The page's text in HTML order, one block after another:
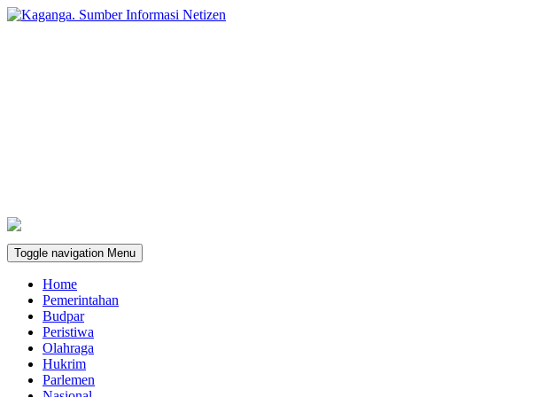
Toggle navigation Menu
Home
Pemerintahan
Budpar
Peristiwa
Olahraga
Hukrim
Parlemen